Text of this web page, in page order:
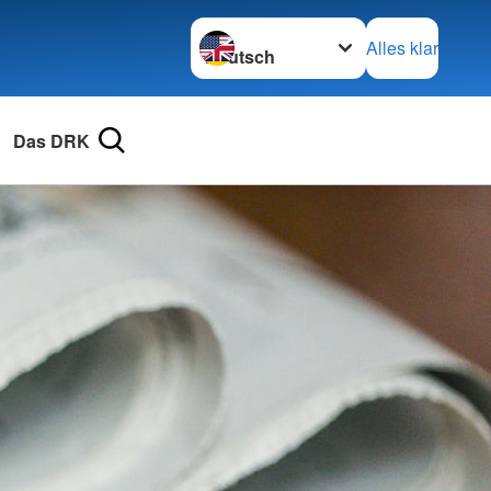
Sprache wechseln zu
Alles klar
Das DRK